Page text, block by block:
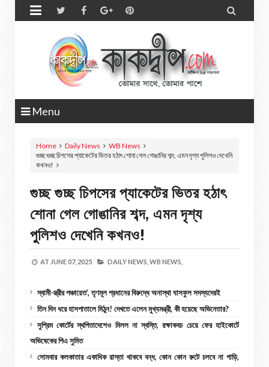
 
Menu
Home Daily News
WB News
গুচ্ছ গুচ্ছ চিপসের প্যাকেটের ভিতর হঠাৎ শোনা গেল গোঙানির শব্দ, এমন দৃশ্য পুলিশও দেখেনি
কখনও!
গুচ্ছ গুচ্ছ চিপসের প্যাকেটের ভিতর হঠাৎ
শোনা গেল গোঙানির শব্দ, এমন দৃশ্য
পুলিশও দেখেনি কখনও!
AT JUNE 07, 2025 DAILY NEWS, WB NEWS,
স্বামী-স্ত্রীর পঞ্চায়েত’, তৃণমূল প্রধানের বিরুদ্ধে অনাস্থা ঘাসফুল সদস্যদেরই
তিন দিন ধরে হাসপাতালে মিঠুন! দেখতে এলেন মুখ্যমন্ত্রী, কী হয়েছে অভিনেতার?
সুপ্রিম কোর্টের স্থগিতাদেশেও মিলল না স্বস্তি, রক্ষাকবচ চেয়ে ফের হাইকোর্টে
অভিষেকের পিএ সুমিত
সোমবার কলকাতার একাধিক রাস্তা থাকবে বন্ধ, কোন কোন রুটে চলবে না গাড়ি,